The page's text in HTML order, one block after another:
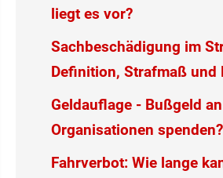
liegt es vor?
Sachbeschädigung im
Definition, Strafmaß und
Geldauflage - Bußgeld an
Organisationen spenden?
Fahrverbot: Wie lange